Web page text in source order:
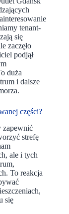
tenant-
się
zaczęło
podjął
duża
i dalsze
części?
zapewnić
strefę
ale i tych
To reakcja
się